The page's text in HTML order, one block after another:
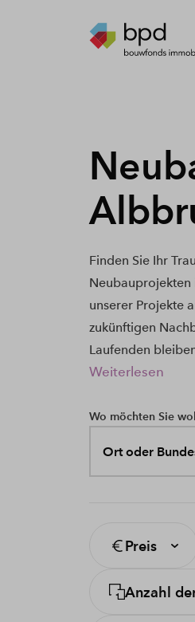
Finden Sie Ihr
Neubauprojekten
unserer Projekte
zukünftigen
Laufenden
Weiterlesen
Wo möchten Sie
Ort oder
Preis
Anzahl